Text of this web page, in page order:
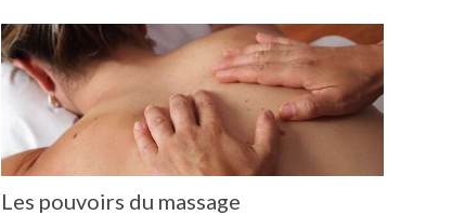
Les pouvoirs du massage